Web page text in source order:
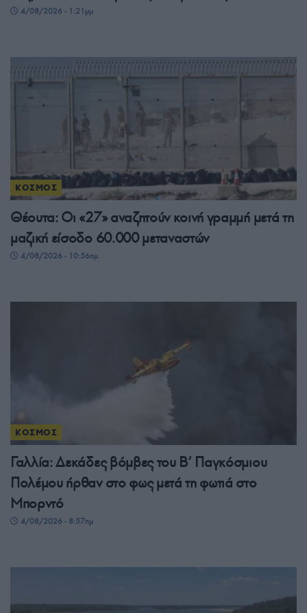
4/08/2026 - 1:21μμ
ΚΟΣΜΟΣ
Θέουτα: Οι «27» αναζητούν κοινή γραμμή μετά τη
μαζική είσοδο 60.000 μεταναστών
4/08/2026 - 10:56πμ
ΚΟΣΜΟΣ
Γαλλία: Δεκάδες βόμβες του Β’ Παγκόσμιου
Πολέμου ήρθαν στο φως μετά τη φωτιά στο
Μπορντό
4/08/2026 - 8:57πμ